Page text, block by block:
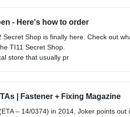
- Here's how to order
Shop is finally here. Check out
TI11 Secret Shop.
store that usually pr
| Fastener + Fixing Magazine
– 14/0374) in 2014, Joker points out